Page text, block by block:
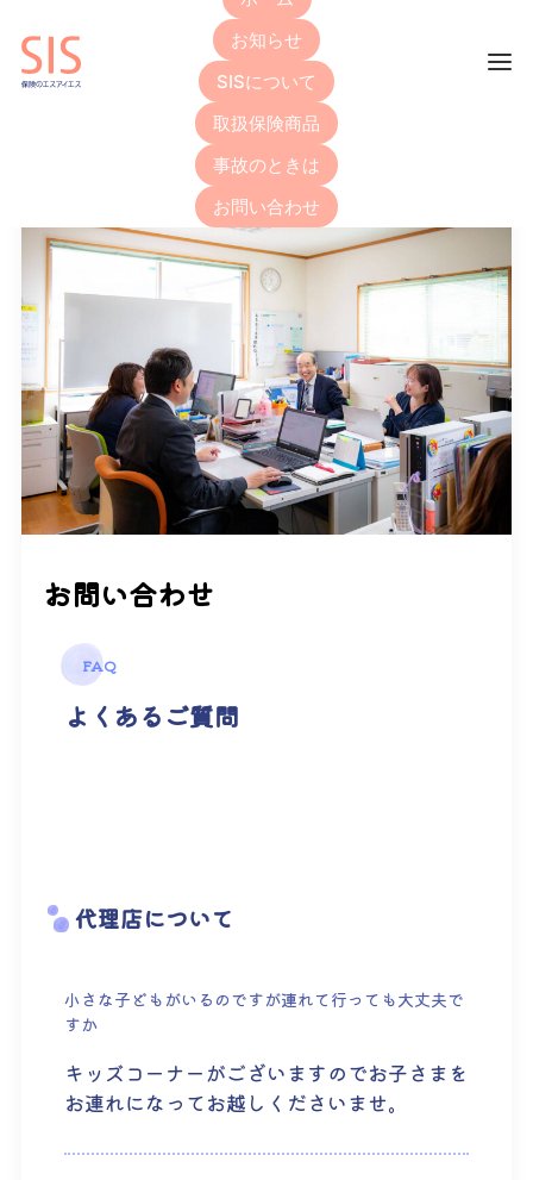
お知らせ
SISについて
取扱保険商品
事故のときは
お問い合わせ
お問い合わせ
FAQ
よくあるご質問
代理店について
小さな子どもがいるのですが連れて行っても大丈夫で
すか
キッズコーナーがございますのでお子さまを
お連れになってお越しくださいませ。